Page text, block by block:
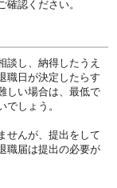
認ください。
談し、納得したうえ
職日が決定したらす
しい場合は、最低で
しょう。
せんが、提出をして
職届は提出の必要が